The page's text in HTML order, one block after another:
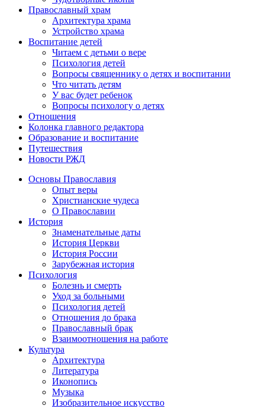
Православный храм
Архитектура храма
Устройство храма
Воспитание детей
Читаем с детьми о вере
Психология детей
Вопросы священнику о детях и воспитании
Что читать детям
У вас будет ребенок
Вопросы психологу о детях
Отношения
Колонка главного редактора
Образование и воспитание
Путешествия
Новости РЖД
Основы Православия
Опыт веры
Христианские чудеса
О Православии
История
Знаменательные даты
История Церкви
История России
Зарубежная история
Психология
Болезнь и смерть
Уход за больными
Психология детей
Отношения до брака
Православный брак
Взаимоотношения на работе
Культура
Архитектура
Литература
Иконопись
Музыка
Изобразительное искусство